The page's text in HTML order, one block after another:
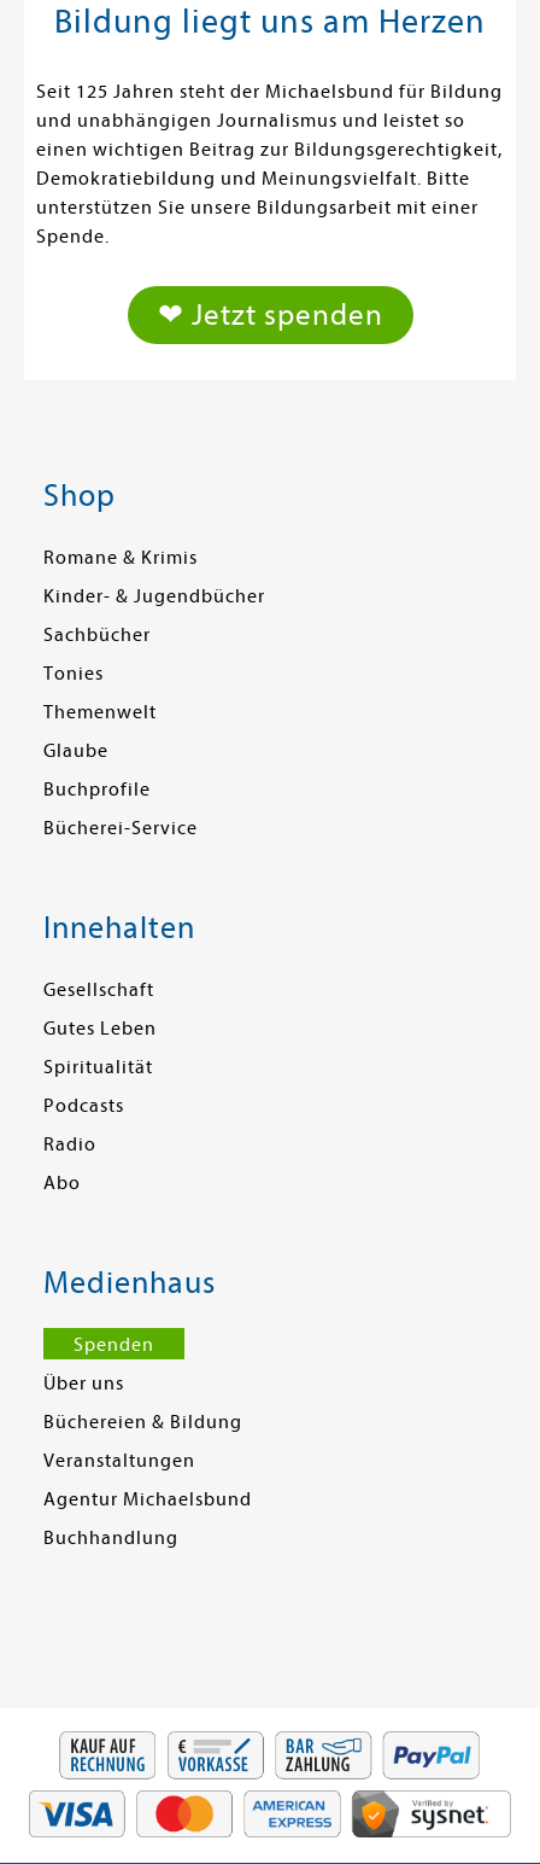
Bildung liegt uns am Herzen
Seit 125 Jahren steht der Michaelsbund für Bildung
und unabhängigen Journalismus und leistet so
einen wichtigen Beitrag zur Bildungsgerechtigkeit,
Demokratiebildung und Meinungsvielfalt. Bitte
unterstützen Sie unsere Bildungsarbeit mit einer
Spende.
❤ Jetzt spenden
Shop
Romane & Krimis
Kinder- & Jugendbücher
Sachbücher
Tonies
Themenwelt
Glaube
Buchprofile
Bücherei-Service
Innehalten
Gesellschaft
Gutes Leben
Spiritualität
Podcasts
Radio
Abo
Medienhaus
Spenden
Über uns
Büchereien & Bildung
Veranstaltungen
Agentur Michaelsbund
Buchhandlung